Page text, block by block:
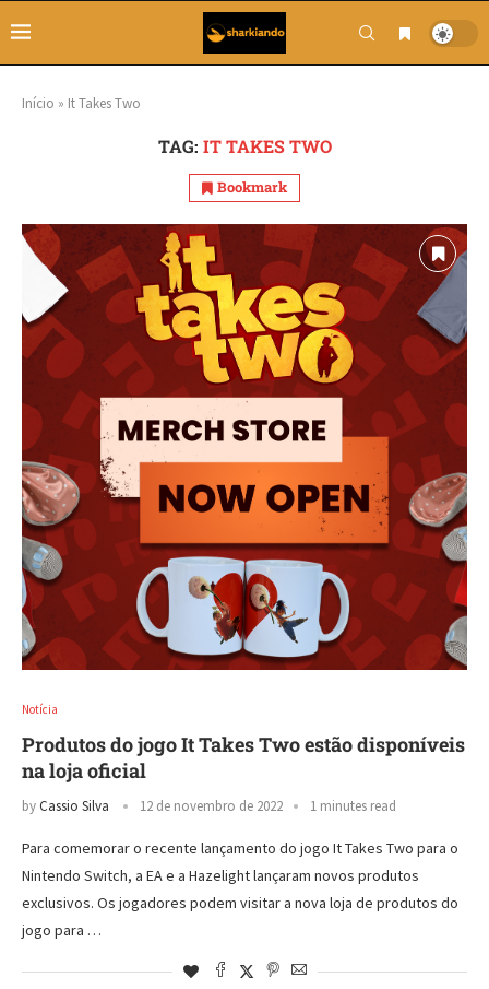
Início » It Takes Two
TAG: IT TAKES TWO
Bookmark
Notícia
Produtos do jogo It Takes Two estão disponíveis
na loja oficial
byCassio Silva 12 de novembro de 2022 1 minutes read
Para comemorar o recente lançamento do jogo It Takes Two para o
Nintendo Switch, a EA e a Hazelight lançaram novos produtos
exclusivos. Os jogadores podem visitar a nova loja de produtos do
jogo para …